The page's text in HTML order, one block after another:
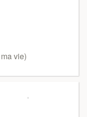
vie)